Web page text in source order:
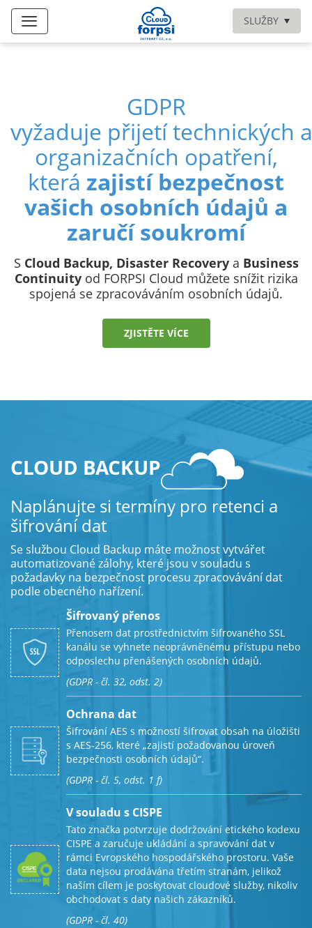
SLUŽBY
GDPR
vyžaduje přijetí technických a
organizačních opatření,
která zajistí bezpečnost
vašich osobních údajů a
zaručí soukromí
S Cloud Backup, Disaster Recovery a Business
Continuityod FORPSI Cloud můžete snížit rizika
spojená se zpracováváním osobních údajů.
ZJISTĚTE VÍCE
CLOUD BACKUP
Naplánujte si termíny pro retenci a
šifrování dat
Se službou Cloud Backup máte možnost vytvářet
automatizované zálohy, které jsou v souladu s
požadavky na bezpečnost procesu zpracovávání dat
podle obecného nařízení.
Šifrovaný přenos
Přenosem dat prostřednictvím šifrovaného SSL
kanálu se vyhnete neoprávněnému přístupu nebo
odposlechu přenášených osobních údajů.
(GDPR - čl. 32, odst. 2)
Ochrana dat
Šifrování AES s možností šifrovat obsah na úložišti
s AES-256, které „zajistí požadovanou úroveň
bezpečnosti osobních údajů“.
(GDPR - čl. 5, odst. 1 f)
V souladu s CISPE
Tato značka potvrzuje dodržování etického kodexu
CISPE a zaručuje ukládání a spravování dat v
rámci Evropského hospodářského prostoru. Vaše
data nejsou prodávána třetím stranám, jelikož
naším cílem je poskytovat cloudové služby, nikoliv
obchodovat s daty našich zákazníků.
(GDPR - čl. 40)